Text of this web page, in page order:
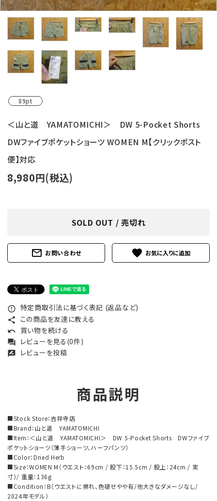
店舗情報
POLICY
INFORMATION
ACCOUNT MENU
meeting_room ログイン person
89pt
＜山と道 YAMATOMICHI＞ DW 5-Pocket Shorts
DWファイブポケットショーツ WOMEN M【クリックポスト
便】対応
8,980円(税込)
SOLD OUT / 売切れ
mail_outline お問い合わせ favorite
error_outline 特定商取引法に基づく表記 (返品など)
share この商品を友達に教える
undo 買い物を続ける
forum レビューを見る(0件)
rate_review レビューを投稿
商品説明
■Stock Store：吉祥寺店
■Brand：山と道 YAMATOMICHI
■Item：＜山と道 YAMATOMICHI＞ DW 5-Pocket Shorts DWファイブ
ポケットショーツ（薄手ショーツ、ハーフパンツ）
■Color：Dried Herb
■Size：WOMEN M（ウエスト：69cm / 股下：15.5cm / 股上：24cm / 実
寸）/ 重量：136g
■Condition：B（ウエストに擦れ、色褪せやや有/他大きなダメージなし/
2024年モデル）